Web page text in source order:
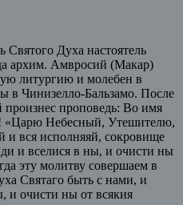
Духа настоятель
архим. Амвросий (Макар)
литургию и молебен в
в Чинизелло-Бальзамо. После
проповедь: Во имя
«Царю Небесный, Утешителю,
вся исполняяй, сокровище
и вселися в ны, и очисти ны
эту молитву совершаем в
Святаго быть с нами, и
и очисти ны от всякия